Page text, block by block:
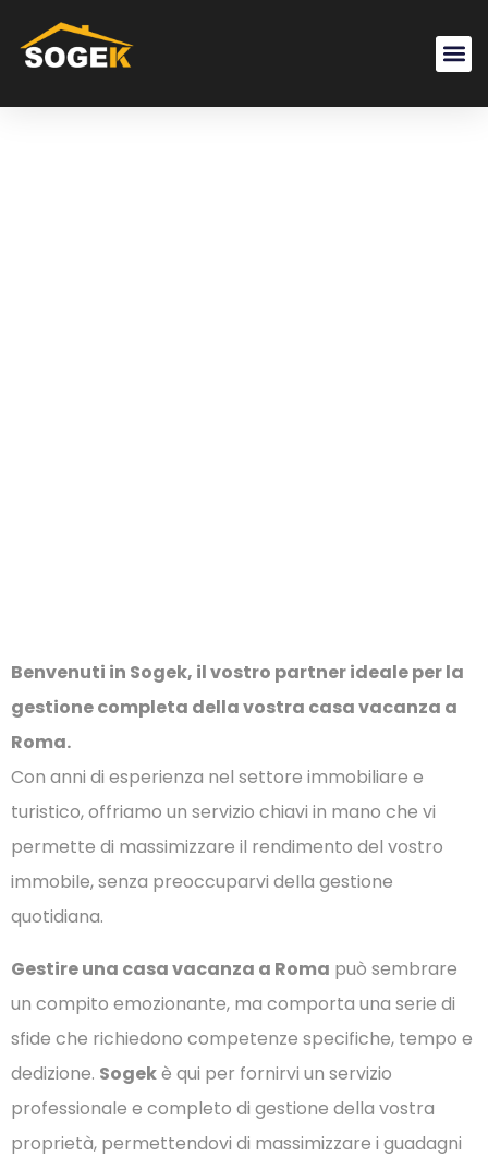
Benvenuti in Sogek, il vostro partner ideale per la
gestione completa della vostra casa vacanza a
Roma.
Con anni di esperienza nel settore immobiliare e
turistico, offriamo un servizio chiavi in mano che vi
permette di massimizzare il rendimento del vostro
immobile, senza preoccuparvi della gestione
quotidiana.
Gestire una casa vacanza a Roma può sembrare
un compito emozionante, ma comporta una serie di
sfide che richiedono competenze specifiche, tempo e
dedizione. Sogekè qui per fornirvi un servizio
professionale e completo di gestione della vostra
proprietà, permettendovi di massimizzare i guadagni